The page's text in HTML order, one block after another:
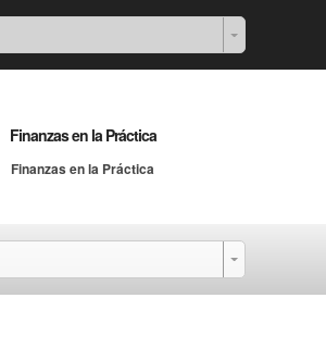
Finanzas en la Práctica
Finanzas en la Práctica